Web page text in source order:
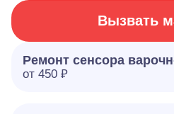
Вызвать
Ремонт сенсора
от 450 ₽